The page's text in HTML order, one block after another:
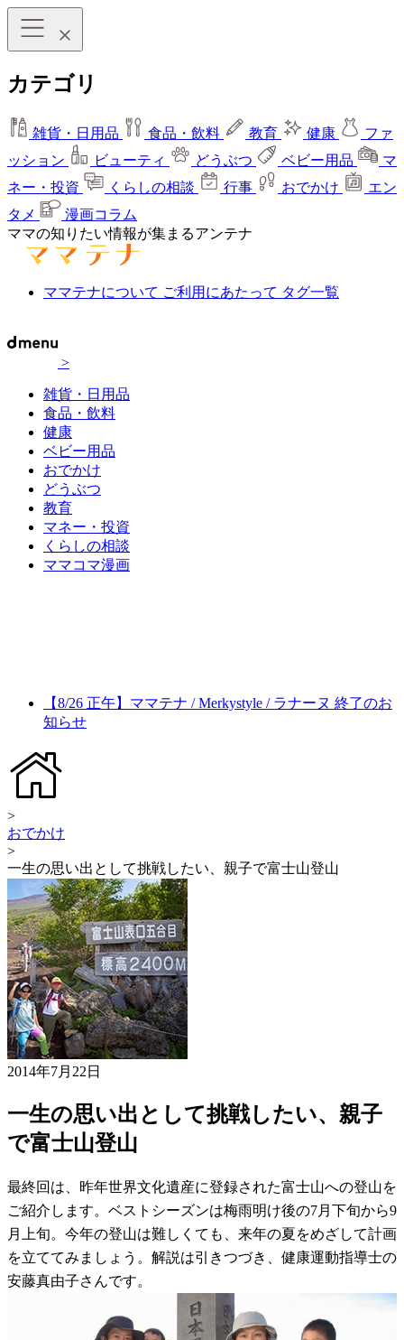
カテゴリ
雑貨・日用品 食品・飲料 教育 健康
ファ
ッション
ビューティ どうぶつ ベビー用品
マ
ネー・投資
くらしの相談 行事 おでかけ
エン
タメ
漫画コラム
ママの知りたい情報が集まるアンテナ
ママテナについて ご利用にあたって タグ一覧
>
雑貨・日用品
食品・飲料
健康
ベビー用品
おでかけ
どうぶつ
教育
マネー・投資
くらしの相談
ママコマ漫画
【8/26 正午】ママテナ / Merkystyle / ラナーヌ 終了のお
知らせ
>
おでかけ
>
一生の思い出として挑戦したい、親子で富士山登山
2014年7月22日
一生の思い出として挑戦したい、親子
で富士山登山
最終回は、昨年世界文化遺産に登録された富士山への登山を
ご紹介します。ベストシーズンは梅雨明け後の7月下旬から9
月上旬。今年の登山は難しくても、来年の夏をめざして計画
を立ててみましょう。解説は引きつづき、健康運動指導士の
安藤真由子さんです。